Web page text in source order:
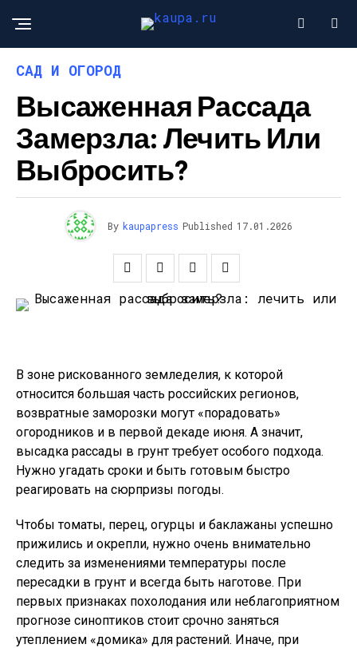
САД И ОГОРОД
Высаженная Рассада
Замерзла: Лечить Или
Выбросить?
By kaupapress Published 17.01.2026
В зоне рискованного земледелия, к которой
относится большая часть российских регионов,
возвратные заморозки могут «порадовать»
огородников и в первой декаде июня. А значит,
высадка рассады в грунт требует особого подхода.
Нужно угадать сроки и быть готовым быстро
реагировать на сюрпризы погоды.
Чтобы томаты, перец, огурцы и баклажаны успешно
прижились и окрепли, нужно очень внимательно
следить за изменениями температуры после
пересадки в грунт и всегда быть наготове. При
первых признаках похолодания или неблагоприятном
прогнозе синоптиков стоит срочно заняться
утеплением «домика» для растений. Иначе, при